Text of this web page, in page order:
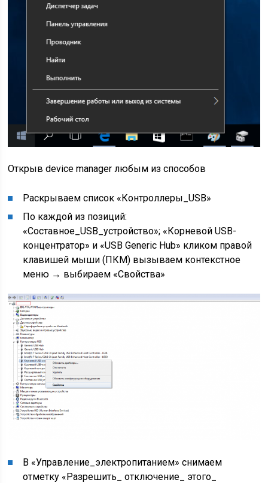
Открыв device manager любым из способов
Раскрываем список «Контроллеры_USB»
По каждой из позиций:
«Составное_USB_устройство»; «Корневой USB-
концентратор» и «USB Generic Hub» кликом правой
клавишей мыши (ПКМ) вызываем контекстное
меню → выбираем «Свойства»
В «Управление_электропитанием» снимаем
отметку «Разрешить_ отключение_ этого_